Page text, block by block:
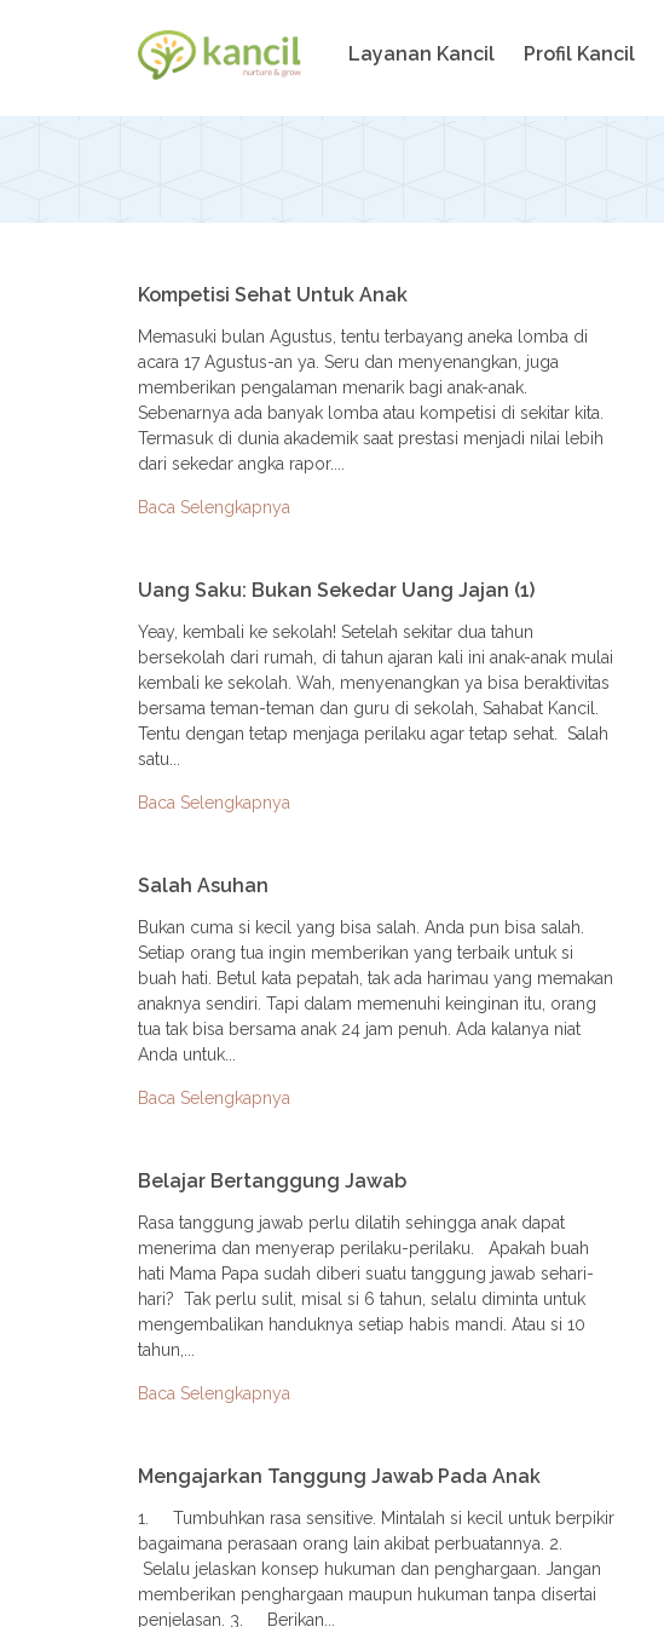
Layanan Kancil Profil Kancil
Kompetisi Sehat Untuk Anak
Memasuki bulan Agustus, tentu terbayang aneka lomba di
acara 17 Agustus-an ya. Seru dan menyenangkan, juga
memberikan pengalaman menarik bagi anak-anak.
Sebenarnya ada banyak lomba atau kompetisi di sekitar kita.
Termasuk di dunia akademik saat prestasi menjadi nilai lebih
dari sekedar angka rapor....
Baca Selengkapnya
Uang Saku: Bukan Sekedar Uang Jajan (1)
Yeay, kembali ke sekolah! Setelah sekitar dua tahun
bersekolah dari rumah, di tahun ajaran kali ini anak-anak mulai
kembali ke sekolah. Wah, menyenangkan ya bisa beraktivitas
bersama teman-teman dan guru di sekolah, Sahabat Kancil.
Tentu dengan tetap menjaga perilaku agar tetap sehat. Salah
satu...
Baca Selengkapnya
Salah Asuhan
Bukan cuma si kecil yang bisa salah. Anda pun bisa salah.
Setiap orang tua ingin memberikan yang terbaik untuk si
buah hati. Betul kata pepatah, tak ada harimau yang memakan
anaknya sendiri. Tapi dalam memenuhi keinginan itu, orang
tua tak bisa bersama anak 24 jam penuh. Ada kalanya niat
Anda untuk...
Baca Selengkapnya
Belajar Bertanggung Jawab
Rasa tanggung jawab perlu dilatih sehingga anak dapat
menerima dan menyerap perilaku-perilaku. Apakah buah
hati Mama Papa sudah diberi suatu tanggung jawab sehari-
hari? Tak perlu sulit, misal si 6 tahun, selalu diminta untuk
mengembalikan handuknya setiap habis mandi. Atau si 10
tahun,...
Baca Selengkapnya
Mengajarkan Tanggung Jawab Pada Anak
1. Tumbuhkan rasa sensitive. Mintalah si kecil untuk berpikir
bagaimana perasaan orang lain akibat perbuatannya. 2.
Selalu jelaskan konsep hukuman dan penghargaan. Jangan
memberikan penghargaan maupun hukuman tanpa disertai
penjelasan. 3. Berikan...